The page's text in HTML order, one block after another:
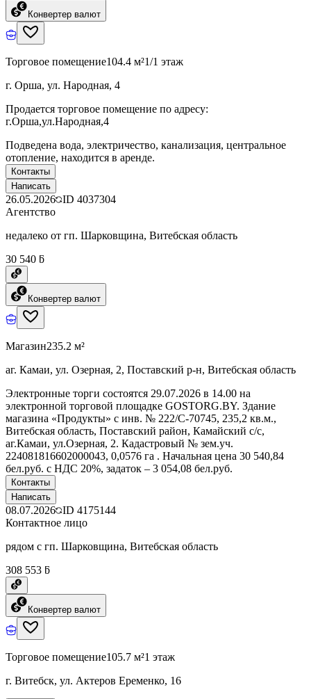
Конвертер валют
Торговое помещение104.4 м²1/1 этаж
г. Орша, ул. Народная, 4
Продается торговое помещение по адресу:
г.Орша,ул.Народная,4
Подведена вода, электричество, канализация, центральное
отопление, находится в аренде.
Контакты
Написать
26.05.2026 ID 4037304
Агентство
недалеко от гп. Шарковщина, Витебская область
30 540 ƃ
Конвертер валют
Магазин235.2 м²
аг. Камаи, ул. Озерная, 2, Поставский р-н, Витебская область
Электронные торги состоятся 29.07.2026 в 14.00 на
электронной торговой площадке GOSTORG.BY. Здание
магазина «Продукты» с инв. № 222/С-70745, 235,2 кв.м.,
Витебская область, Поставский район, Камайский с/с,
аг.Камаи, ул.Озерная, 2. Кадастровый № зем.уч.
224081816602000043, 0,0576 га . Начальная цена 30 540,84
бел.руб. с НДС 20%, задаток – 3 054,08 бел.руб.
Контакты
Написать
08.07.2026 ID 4175144
Контактное лицо
рядом с гп. Шарковщина, Витебская область
308 553 ƃ
Конвертер валют
Торговое помещение105.7 м²1 этаж
г. Витебск, ул. Актеров Еременко, 16